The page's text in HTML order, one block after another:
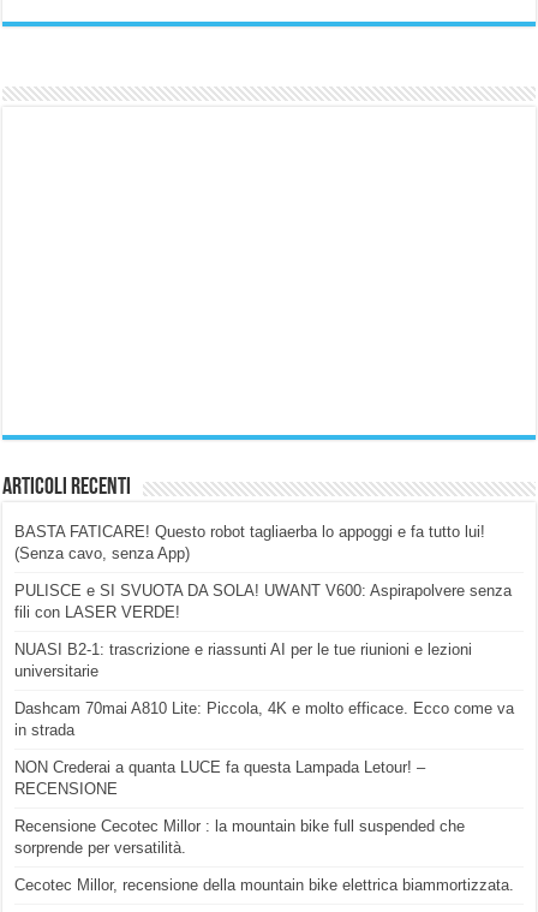
Articoli Recenti
BASTA FATICARE! Questo robot tagliaerba lo appoggi e fa tutto lui!
(Senza cavo, senza App)
PULISCE e SI SVUOTA DA SOLA! UWANT V600: Aspirapolvere senza
fili con LASER VERDE!
NUASI B2-1: trascrizione e riassunti AI per le tue riunioni e lezioni
universitarie
Dashcam 70mai A810 Lite: Piccola, 4K e molto efficace. Ecco come va
in strada
NON Crederai a quanta LUCE fa questa Lampada Letour! –
RECENSIONE
Recensione Cecotec Millor : la mountain bike full suspended che
sorprende per versatilità.
Cecotec Millor, recensione della mountain bike elettrica biammortizzata.